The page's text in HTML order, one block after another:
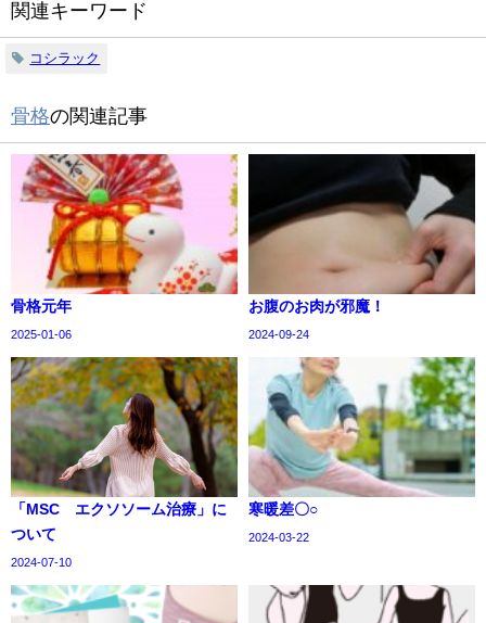
関連キーワード
コシラック
骨格の関連記事
骨格元年
2025-01-06
お腹のお肉が邪魔！
2024-09-24
「MSC エクソソーム治療」に
ついて
2024-07-10
寒暖差〇○
2024-03-22